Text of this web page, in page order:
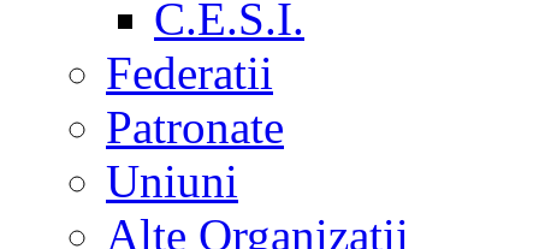
C.E.S.I.
Federatii
Patronate
Uniuni
Alte Organizatii